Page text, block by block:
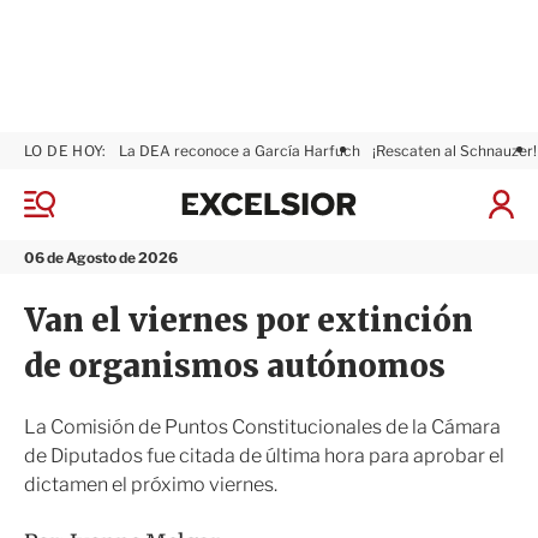
M
n
06 de Agosto de 2026
LO DE HOY: La DEA reconoce a García Harfuch ¡Rescaten al Schnauzer!
I
ó
x
s
i
r
Van el viernes por extinción
de organismos autónomos
La Comisión de Puntos Constitucionales de la Cámara
de Diputados fue citada de última hora para aprobar el
dictamen el próximo viernes.